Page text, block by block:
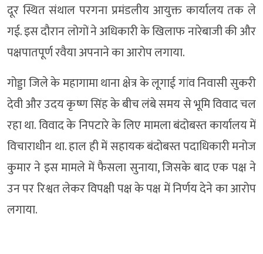
दूर स्थित संथाल परगना प्रमंडलीय आयुक्त कार्यालय तक ले
गई. इस दौरान लोगों ने अधिकारी के खिलाफ नारेबाजी की और
पक्षपातपूर्ण रवैया अपनाने का आरोप लगाया.
गोड्डा जिले के महागामा थाना क्षेत्र के लूगाई गांव निवासी सुकरी
देवी और उदय कृष्ण सिंह के बीच लंबे समय से भूमि विवाद चल
रहा था. विवाद के निपटारे के लिए मामला बंदोबस्त कार्यालय में
विचाराधीन था. हाल ही में सहायक बंदोबस्त पदाधिकारी मनोज
कुमार ने इस मामले में फैसला सुनाया, जिसके बाद एक पक्ष ने
उन पर रिश्वत लेकर विपक्षी पक्ष के पक्ष में निर्णय देने का आरोप
लगाया.